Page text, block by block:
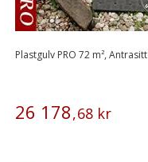
Plastgulv PRO 72 m², Antrasitt
26 178,68 kr